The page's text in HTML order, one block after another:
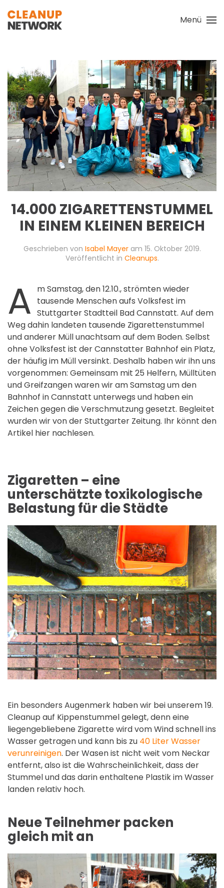
Zum Hauptinhalt springen
Menü
14.000 ZIGARETTENSTUMMEL
IN EINEM KLEINEN BEREICH
Geschrieben von Isabel Mayeram 15. Oktober 2019.
Veröffentlicht in Cleanups.
A
m Samstag, den 12.10., strömten wieder
tausende Menschen aufs Volksfest im
Stuttgarter Stadtteil Bad Cannstatt. Auf dem
Weg dahin landeten tausende Zigarettenstummel
und anderer Müll unachtsam auf dem Boden. Selbst
ohne Volksfest ist der Cannstatter Bahnhof ein Platz,
der häufig im Müll versinkt. Deshalb haben wir ihn uns
vorgenommen: Gemeinsam mit 25 Helfern, Mülltüten
und Greifzangen waren wir am Samstag um den
Bahnhof in Cannstatt unterwegs und haben ein
Zeichen gegen die Verschmutzung gesetzt. Begleitet
wurden wir von der Stuttgarter Zeitung. Ihr könnt den
Artikel hier nachlesen.
Zigaretten – eine
unterschätzte toxikologische
Belastung für die Städte
Ein besonders Augenmerk haben wir bei unserem 19.
Cleanup auf Kippenstummel gelegt, denn eine
liegengebliebene Zigarette wird vom Wind schnell ins
Wasser getragen und kann bis zu 40 Liter Wasser
verunreinigen. Der Wasen ist nicht weit vom Neckar
entfernt, also ist die Wahrscheinlichkeit, dass der
Stummel und das darin enthaltene Plastik im Wasser
landen relativ hoch.
Neue Teilnehmer packen
gleich mit an